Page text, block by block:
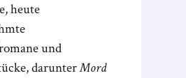
heute
und
darunterMord